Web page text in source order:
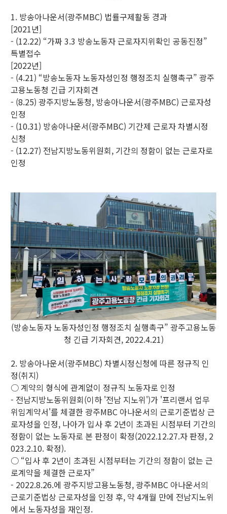
1. 방송아나운서(광주MBC) 법률구제활동 경과
[2021년]
- (12.22) “가짜 3.3 방송노동자 근로자지위확인 공동진정”
특별접수
[2022년]
- (4.21) “방송노동자 노동자성인정 행정조치 실행촉구” 광주
고용노동청 긴급 기자회견
- (8.25) 광주지방노동청, 방송아나운서(광주MBC) 근로자성
인정
- (10.31) 방송아나운서(광주MBC) 기간제 근로자 차별시정
신청
- (12.27) 전남지방노동위원회, 기간의 정함이 없는 근로자로
인정
(방송노동자 노동자성인정 행정조치 실행촉구” 광주고용노동
청 긴급 기자회견, 2022.4.21)
2. 방송아나운서(광주MBC) 차별시정신청에 따른 정규직 인
정(취지)
○ 계약의 형식에 관계없이 정규직 노동자로 인정
- 전남지방노동위원회(이하 '전남 지노위')가 '프리랜서 업무
위임계약서'를 체결한 광주MBC 아나운서의 근로기준법상 근
로자성을 인정, 나아가 입사 후 2년이 초과된 시점부터 기간의
정함이 없는 노동자로 본 판정이 확정(2022.12.27.자 판정, 2
023.2.10. 확정).
○ “입사 후 2년이 초과된 시점부터는 기간의 정함이 없는 근
로계약을 체결한 근로자”
- 2022.8.26.에 광주지방고용노동청, 광주MBC 아나운서의
근로기준법상 근로자성을 인정 후, 약 4개월 만에 전남지노위
에서 노동자성을 재인정.